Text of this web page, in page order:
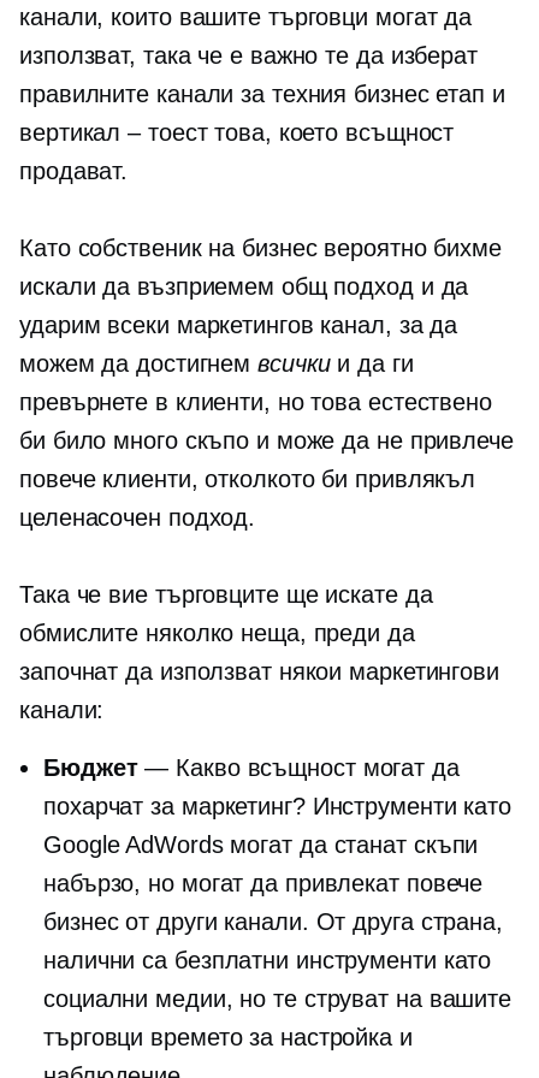
канали, които вашите търговци могат да
използват, така че е важно те да изберат
правилните канали за техния бизнес етап и
вертикал – тоест това, което всъщност
продават.
Като собственик на бизнес вероятно бихме
искали да възприемем общ подход и да
ударим всеки маркетингов канал, за да
можем да достигнемвсичкии да ги
превърнете в клиенти, но това естествено
би било много скъпо и може да не привлече
повече клиенти, отколкото би привлякъл
целенасочен подход.
Така че вие ​​търговците ще искате да
обмислите няколко неща, преди да
започнат да използват някои маркетингови
канали:
Бюджет— Какво всъщност могат да
похарчат за маркетинг? Инструменти като
Google AdWords могат да станат скъпи
набързо, но могат да привлекат повече
бизнес от други канали. От друга страна,
налични са безплатни инструменти като
социални медии, но те струват на вашите
търговци времето за настройка и